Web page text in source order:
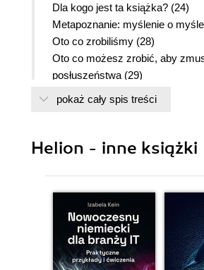
Dla kogo jest ta książka? (24)
Metapoznanie: myślenie o
Oto co zrobiliśmy (28)
Oto co możesz zrobić, aby
posłuszeństwa (29)
Przeczytaj mnie (30)
Pobierz jQuery (32)
Zespół recenzentów
Chcesz władać stronami (38)
HTML i CSS są w porządku,
...potrzebujesz mocy skryptu
Nadchodzi jQuery (i
pokaż cały spis treści
Helion - inne książki